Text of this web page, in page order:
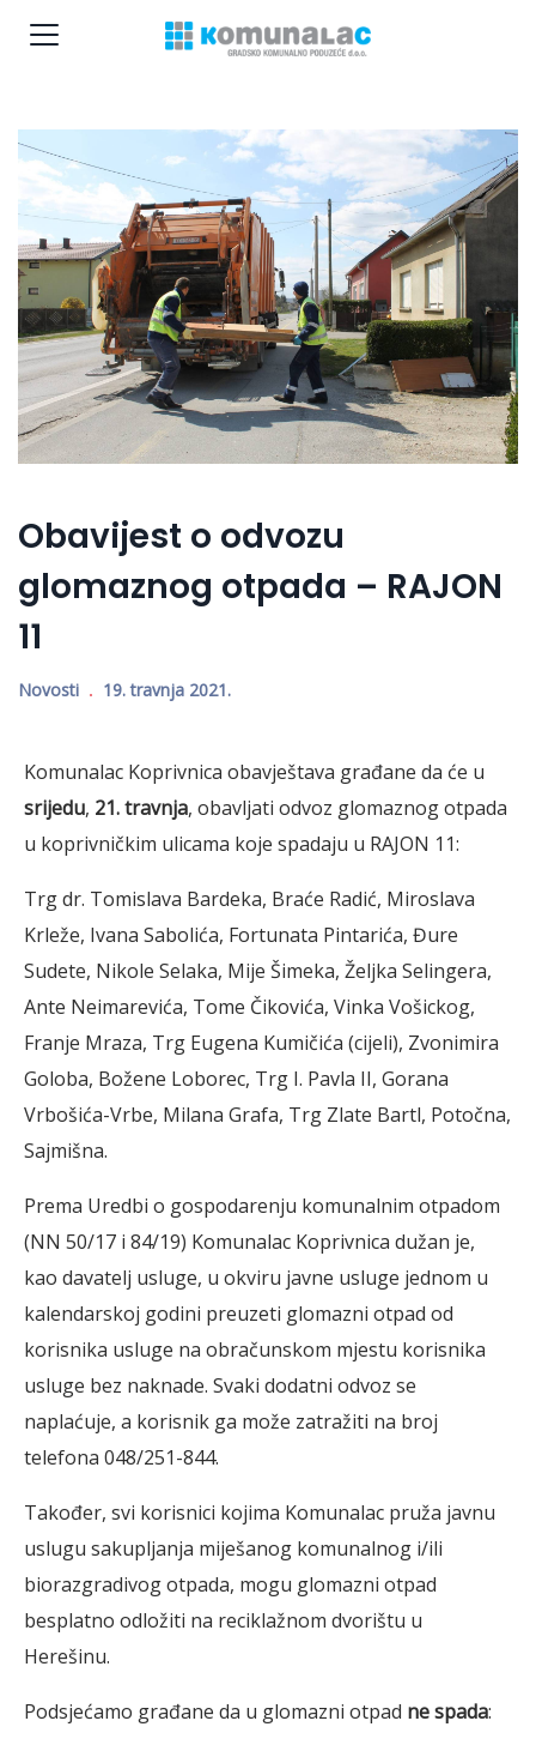
Obavijest o odvozu
glomaznog otpada – RAJON
11
Novosti 19. travnja 2021.
Komunalac Koprivnica obavještava građane da će u
srijedu, 21. travnja, obavljati odvoz glomaznog otpada
u koprivničkim ulicama koje spadaju u RAJON 11:
Trg dr. Tomislava Bardeka, Braće Radić, Miroslava
Krleže, Ivana Sabolića, Fortunata Pintarića, Đure
Sudete, Nikole Selaka, Mije Šimeka, Željka Selingera,
Ante Neimarevića, Tome Čikovića, Vinka Vošickog,
Franje Mraza, Trg Eugena Kumičića (cijeli), Zvonimira
Goloba, Božene Loborec, Trg I. Pavla II, Gorana
Vrbošića-Vrbe, Milana Grafa, Trg Zlate Bartl, Potočna,
Sajmišna.
Prema Uredbi o gospodarenju komunalnim otpadom
(NN 50/17 i 84/19) Komunalac Koprivnica dužan je,
kao davatelj usluge, u okviru javne usluge jednom u
kalendarskoj godini preuzeti glomazni otpad od
korisnika usluge na obračunskom mjestu korisnika
usluge bez naknade. Svaki dodatni odvoz se
naplaćuje, a korisnik ga može zatražiti na broj
telefona 048/251-844.
Također, svi korisnici kojima Komunalac pruža javnu
uslugu sakupljanja miješanog komunalnog i/ili
biorazgradivog otpada, mogu glomazni otpad
besplatno odložiti na reciklažnom dvorištu u
Herešinu.
Podsjećamo građane da u glomazni otpad ne spada: